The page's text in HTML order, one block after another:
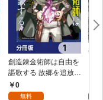
創造錬金術師は自由を
謳歌する 故郷を追放さ
れたら、魔王のお膝元
で超絶効果のマジック
0
無料
話】